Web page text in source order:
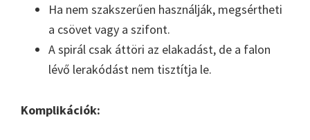
Ha nem szakszerűen használják, megsértheti
a csövet vagy a szifont.
A spirál csak áttöri az elakadást, de a falon
lévő lerakódást nem tisztítja le.
Komplikációk: